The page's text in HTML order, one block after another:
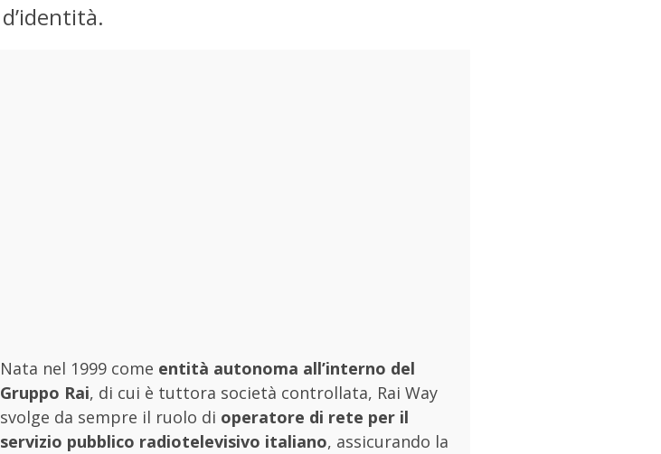
d’identità.
Nata nel 1999 come entità autonoma all’interno del
Gruppo Rai, di cui è tuttora società controllata, Rai Way
svolge da sempre il ruolo di operatore di rete per il
servizio pubblico radiotelevisivo italiano, assicurando la